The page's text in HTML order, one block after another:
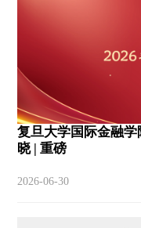
复旦大学国际金融
晓 | 重磅
2026-06-30